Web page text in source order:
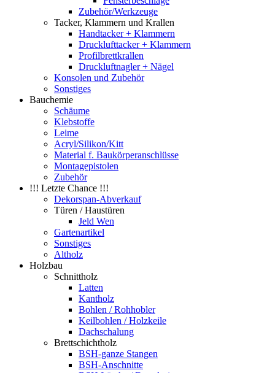
Zubehör/Werkzeuge
Tacker, Klammern und Krallen
Handtacker + Klammern
Drucklufttacker + Klammern
Profilbrettkrallen
Druckluftnagler + Nägel
Konsolen und Zubehör
Sonstiges
Bauchemie
Schäume
Klebstoffe
Leime
Acryl/Silikon/Kitt
Material f. Baukörperanschlüsse
Montagepistolen
Zubehör
!!! Letzte Chance !!!
Dekorspan-Abverkauf
Türen / Haustüren
Jeld Wen
Gartenartikel
Sonstiges
Altholz
Holzbau
Schnittholz
Latten
Kantholz
Bohlen / Rohhobler
Keilbohlen / Holzkeile
Dachschalung
Brettschichtholz
BSH-ganze Stangen
BSH-Anschnitte